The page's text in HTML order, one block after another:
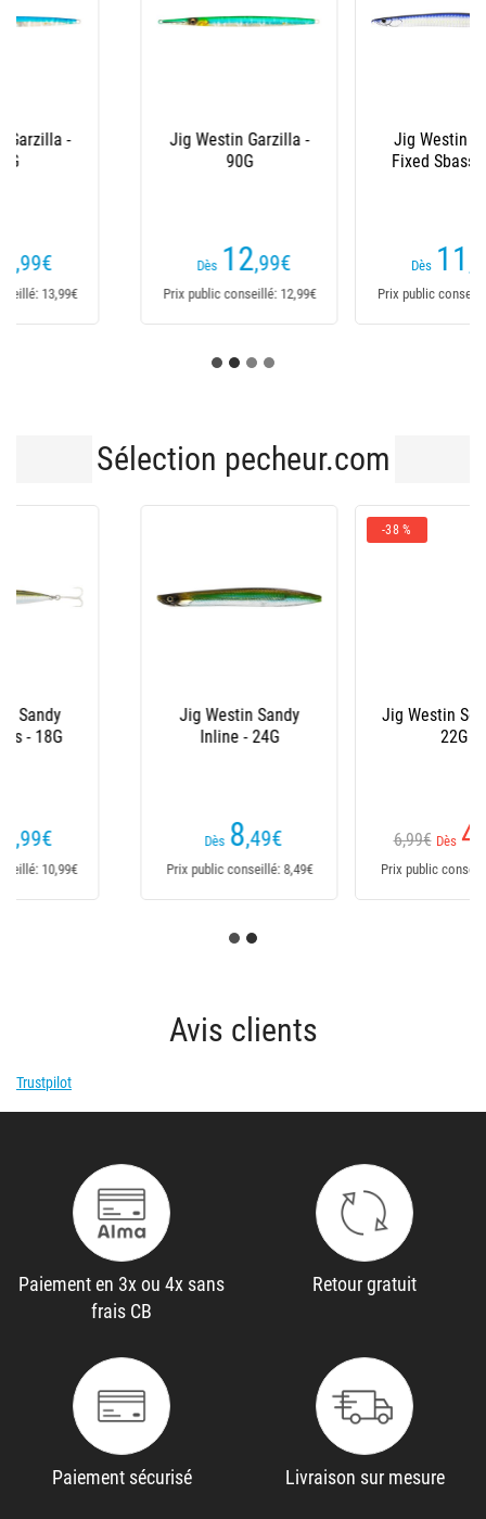
Jig Westin Sandy
Prix public conseillé: 11,99€
Jig Westin Garzilla -
€
Prix public conseillé: 11,99€
Sélection pecheur.com
Jig Westin Sømmet -
Prix public conseillé: 6,99€
Jig Westin F360
,99€
Prix public conseillé: 8,99€
Avis clients
Trustpilot
Paiement en 3x ou 4x sans
frais CB
Retour gratuit
Paiement sécurisé Livraison sur mesure